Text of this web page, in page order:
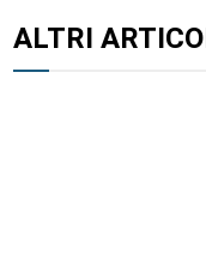
ALTRI